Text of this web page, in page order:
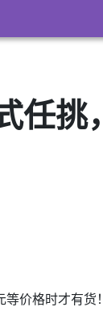
任挑
价格时才有货！